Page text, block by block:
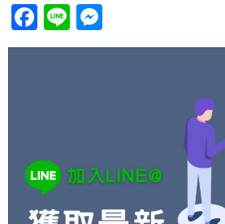
Facebook
Line